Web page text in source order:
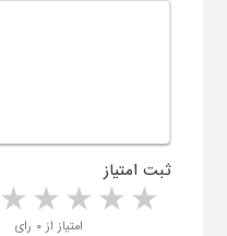
ثبت امتیاز
4 stars 3 stars 2 stars 1 star امتیاز از ۰ رای